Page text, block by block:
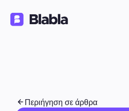
Περιήγηση σε άρθρα